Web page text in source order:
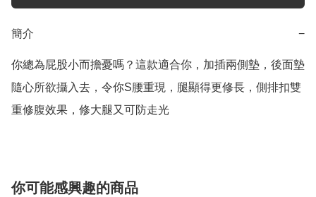
簡介 −
你總為屁股小而擔憂嗎？這款適合你，加插兩側墊，後面墊
隨心所欲攝入去，令你S腰重現，腿顯得更修長，側排扣雙
重修腹效果，修大腿又可防走光
你可能感興趣的商品